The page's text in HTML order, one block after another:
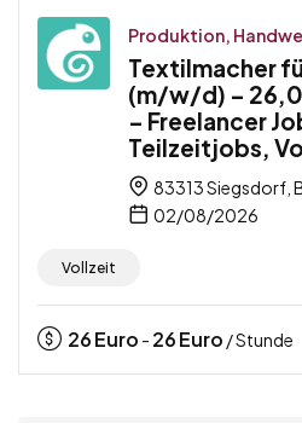
Produktion,
Textilmacher
(m/w/d) –
– Freelancer
Teilzeitjobs,
83313 Siegsdorf,
02/08/2026
Vollzeit
26Euro - 26Euro / Stunde